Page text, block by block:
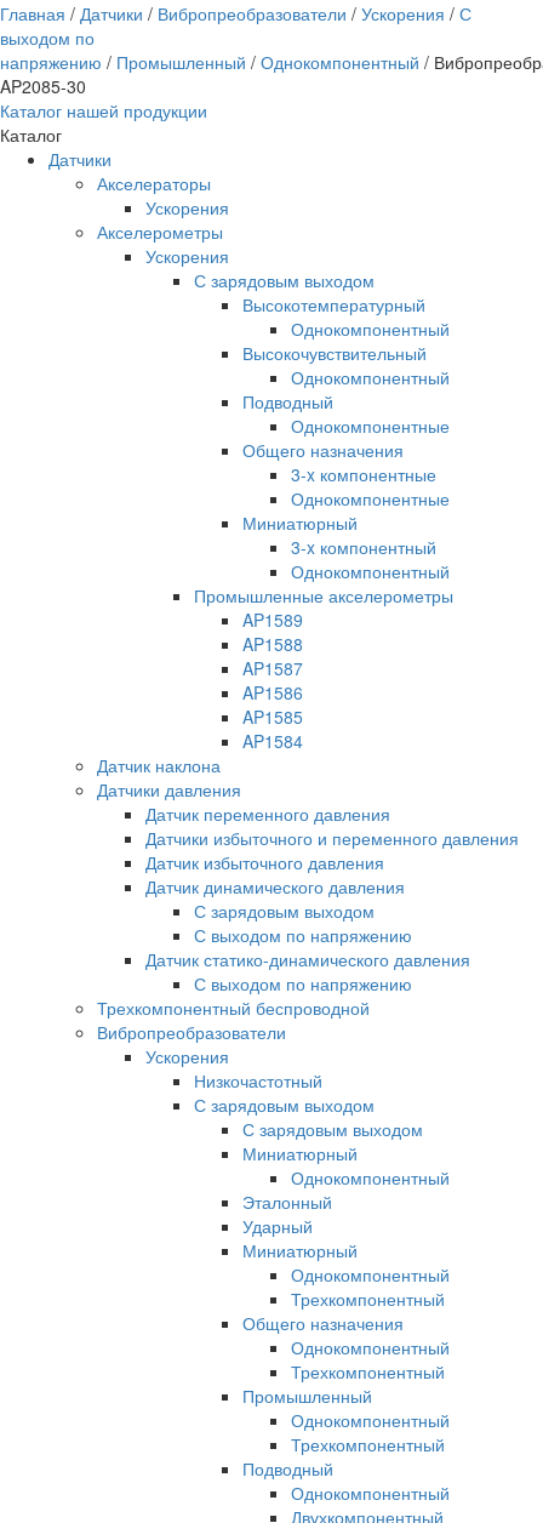
Главная / Датчики / Вибропреобразователи / Ускорения / С
выходом по
напряжению / Промышленный / Однокомпонентный /
AP2085-30
Каталог нашей продукции
Каталог
Датчики
Акселераторы
Ускорения
Акселерометры
Ускорения
С зарядовым выходом
Высокотемпературный
Однокомпонентный
Высокочувствительный
Однокомпонентный
Подводный
Однокомпонентные
Общего назначения
3-x компонентные
Однокомпонентные
Миниатюрный
3-x компонентный
Однокомпонентный
Промышленные акселерометры
AP1589
AP1588
AP1587
AP1586
AP1585
AP1584
Датчик наклона
Датчики давления
Датчик переменного давления
Датчики избыточного и переменного давления
Датчик избыточного давления
Датчик динамического давления
С зарядовым выходом
С выходом по напряжению
Датчик статико-динамического давления
С выходом по напряжению
Трехкомпонентный беспроводной
Вибропреобразователи
Ускорения
Низкочастотный
С зарядовым выходом
С зарядовым выходом
Миниатюрный
Однокомпонентный
Эталонный
Ударный
Миниатюрный
Однокомпонентный
Трехкомпонентный
Общего назначения
Однокомпонентный
Трехкомпонентный
Промышленный
Однокомпонентный
Трехкомпонентный
Подводный
Однокомпонентный
Двухкомпонентный